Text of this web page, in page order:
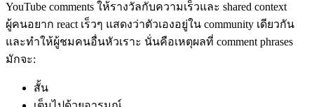
YouTube comments ให้รางวัลกับความเร็วและ shared context
ผู้คนอยาก react เร็วๆ แสดงว่าตัวเองอยู่ใน community เดียวกัน
และทำให้ผู้ชมคนอื่นหัวเราะ นั่นคือเหตุผลที่ comment phrases
มักจะ:
สั้น